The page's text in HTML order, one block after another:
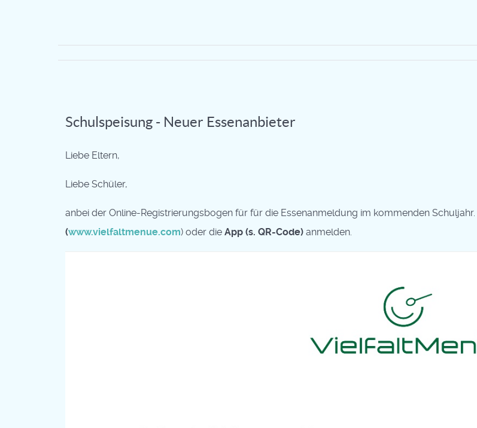
Schulspeisung - Neuer Essenanbieter
Liebe Eltern,
Liebe Schüler,
anbei der Online-Registrierungsbogen für für die Essenanmeldung im kommenden
(www.vielfaltmenue.com) oder die App (s. QR-Code) anmelden.